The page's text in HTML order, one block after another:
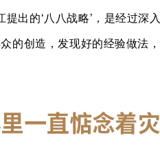
提出的‘八八战略’，是经过
的创造，发现好的经验做法